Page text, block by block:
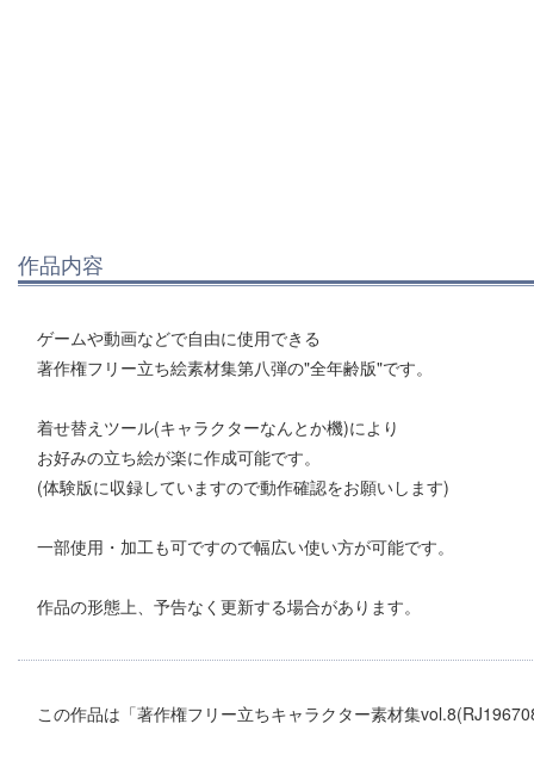
作品内容
ゲームや動画などで自由に使用できる
著作権フリー立ち絵素材集第八弾の"全年齢版"です。
着せ替えツール(キャラクターなんとか機)により
お好みの立ち絵が楽に作成可能です。
(体験版に収録していますので動作確認をお願いします)
一部使用・加工も可ですので幅広い使い方が可能です。
作品の形態上、予告なく更新する場合があります。
この作品は「著作権フリー立ちキャラクター素材集